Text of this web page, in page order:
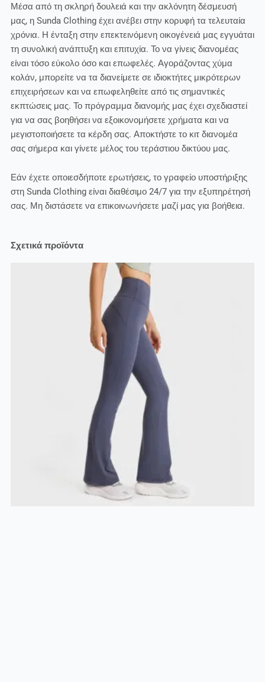
Μέσα από τη σκληρή δουλειά και την ακλόνητη δέσμευσή
μας, η Sunda Clothing έχει ανέβει στην κορυφή τα τελευταία
χρόνια. Η ένταξη στην επεκτεινόμενη οικογένειά μας εγγυάται
τη συνολική ανάπτυξη και επιτυχία. Το να γίνεις διανομέας
είναι τόσο εύκολο όσο και επωφελές. Αγοράζοντας χύμα
κολάν, μπορείτε να τα διανείμετε σε ιδιοκτήτες μικρότερων
επιχειρήσεων και να επωφεληθείτε από τις σημαντικές
εκπτώσεις μας. Το πρόγραμμα διανομής μας έχει σχεδιαστεί
για να σας βοηθήσει να εξοικονομήσετε χρήματα και να
μεγιστοποιήσετε τα κέρδη σας. Αποκτήστε το κιτ διανομέα
σας σήμερα και γίνετε μέλος του τεράστιου δικτύου μας.
Εάν έχετε οποιεσδήποτε ερωτήσεις, το γραφείο υποστήριξης
στη Sunda Clothing είναι διαθέσιμο 24/7 για την εξυπηρέτησή
σας. Μη διστάσετε να επικοινωνήσετε μαζί μας για βοήθεια.
Σχετικά προϊόντα